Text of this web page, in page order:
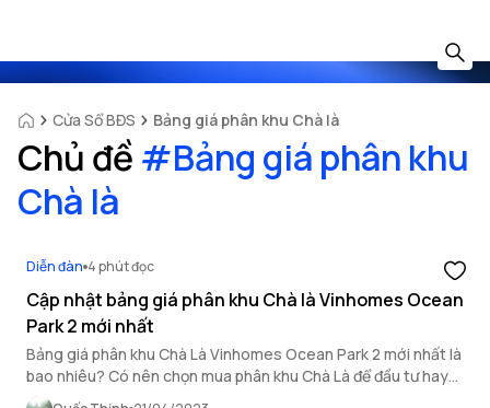
Cửa Sổ BĐS Bảng giá phân khu Chà là
Chủ đề #Bảng giá phân khu
Chà là
Diễn đàn 4 phút đọc
Cập nhật bảng giá phân khu Chà là Vinhomes Ocean
Park 2 mới nhất
Bảng giá phân khu Chà Là Vinhomes Ocean Park 2 mới nhất là
bao nhiêu? Có nên chọn mua phân khu Chà Là để đầu tư hay
không?